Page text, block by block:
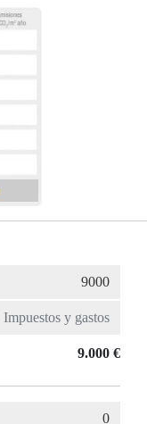
9.000 €